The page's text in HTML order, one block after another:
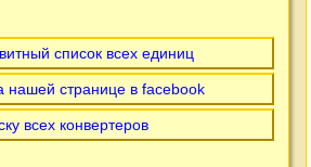
список всех единиц
нашей странице в facebook
всех конвертеров